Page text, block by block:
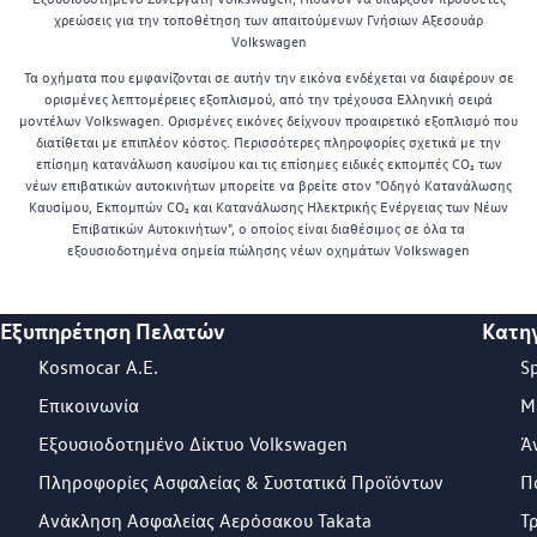
χρεώσεις για την τοποθέτηση των απαιτούμενων Γνήσιων Αξεσουάρ
Volkswagen
Τα οχήματα που εμφανίζονται σε αυτήν την εικόνα ενδέχεται να διαφέρουν σε
ορισμένες λεπτομέρειες εξοπλισμού, από την τρέχουσα Ελληνική σειρά
μοντέλων Volkswagen. Ορισμένες εικόνες δείχνουν προαιρετικό εξοπλισμό που
διατίθεται με επιπλέον κόστος. Περισσότερες πληροφορίες σχετικά με την
επίσημη κατανάλωση καυσίμου και τις επίσημες ειδικές εκπομπές CO₂ των
νέων επιβατικών αυτοκινήτων μπορείτε να βρείτε στον "Οδηγό Κατανάλωσης
Καυσίμου, Εκπομπών CO₂ και Κατανάλωσης Ηλεκτρικής Ενέργειας των Νέων
Επιβατικών Αυτοκινήτων", ο οποίος είναι διαθέσιμος σε όλα τα
εξουσιοδοτημένα σημεία πώλησης νέων οχημάτων Volkswagen
Footer Teaser
Εξυπηρέτηση Πελατών
Kosmocar Α.Ε.
Επικοινωνία
Εξουσιοδοτημένο Δίκτυο Volkswagen
Πληροφορίες Ασφαλείας & Συστατικά Προϊόντων
Ανάκληση Ασφαλείας Αερόσακου Takata